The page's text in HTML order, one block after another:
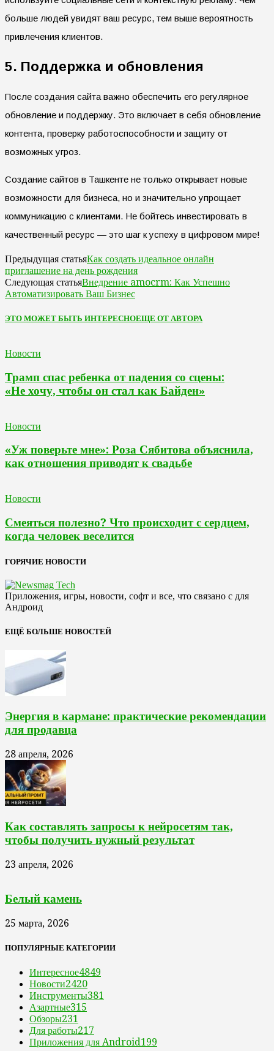
больше людей увидят ваш ресурс, тем выше вероятность
привлечения клиентов.
5. Поддержка и обновления
После создания сайта важно обеспечить его регулярное
обновление и поддержку. Это включает в себя обновление
контента, проверку работоспособности и защиту от
возможных угроз.
Создание сайтов в Ташкенте не только открывает новые
возможности для бизнеса, но и значительно упрощает
коммуникацию с клиентами. Не бойтесь инвестировать в
качественный ресурс — это шаг к успеху в цифровом мире!
Предыдущая статьяКак создать идеальное онлайн
приглашение на день рождения
Следующая статьяВнедрение amocrm: Как Успешно
Автоматизировать Ваш Бизнес
ЭТО МОЖЕТ БЫТЬ ИНТЕРЕСНОЕЩЕ ОТ АВТОРА
Новости
Трамп спас ребенка от падения со сцены:
«Не хочу, чтобы он стал как Байден»
Новости
«Уж поверьте мне»: Роза Сябитова объяснила,
как отношения приводят к свадьбе
Новости
Смеяться полезно? Что происходит с сердцем,
когда человек веселится
ГОРЯЧИЕ НОВОСТИ
Приложения, игры, новости, софт и все, что связано с для
Андроид
ЕЩЁ БОЛЬШЕ НОВОСТЕЙ
Энергия в кармане: практические рекомендации
для продавца
28 апреля, 2026
Как составлять запросы к нейросетям так,
чтобы получить нужный результат
23 апреля, 2026
Белый камень
25 марта, 2026
ПОПУЛЯРНЫЕ КАТЕГОРИИ
Интересное4849
Новости2420
Инструменты381
Азартные315
Обзоры231
Для работы217
Приложения для Android199